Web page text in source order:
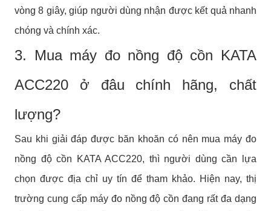
vòng 8 giây, giúp người dùng nhận được kết quả nhanh
chóng và chính xác.
3. Mua máy đo nồng độ cồn KATA
ACC220 ở đâu chính hãng, chất
lượng?
Sau khi giải đáp được băn khoăn có nên mua máy đo
nồng độ cồn KATA ACC220, thì người dùng cần lựa
chọn được địa chỉ uy tín để tham khảo. Hiện nay, thị
trường cung cấp máy đo nồng độ cồn đang rất đa dạng